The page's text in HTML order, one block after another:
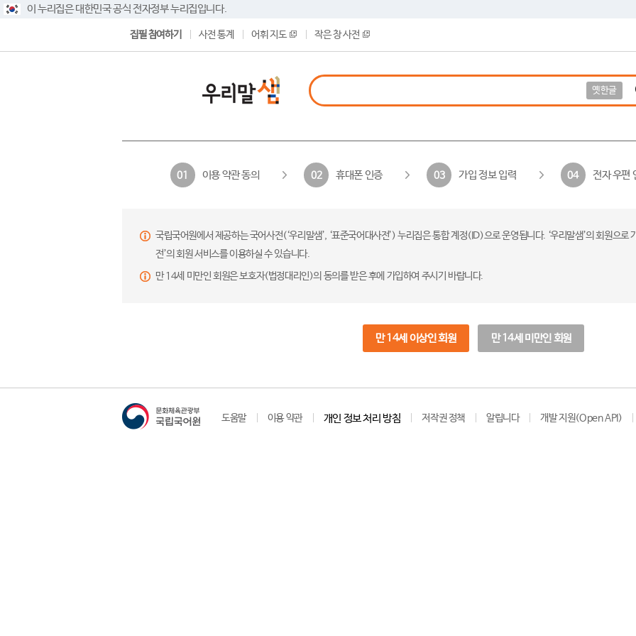
이 누리집은 대한민국 공식 전자정부 누리집입니다.
집필 참여하기 사전 통계 어휘 지도 작은 창 사전
옛한글
01 이용 약관 동의 02 휴대폰 인증 03 가입 정보 입력 04 전자 우편
국립국어원에서 제공하는 국어사전(‘우리말샘’, ‘표준국어대사전’) 누리집은 통합 계정(ID)으로 운영됩니다. ‘우리말샘’의 회원으
전’의 회원 서비스를 이용하실 수 있습니다.
만 14세 미만인 회원은 보호자(법정대리인)의 동의를 받은 후에 가입하여 주시기 바랍니다.
만 14세 이상인 회원 만 14세 미만인 회원
도움말 이용 약관 개인 정보 처리 방침 저작권 정책 알립니다 개발 지원(Open API)